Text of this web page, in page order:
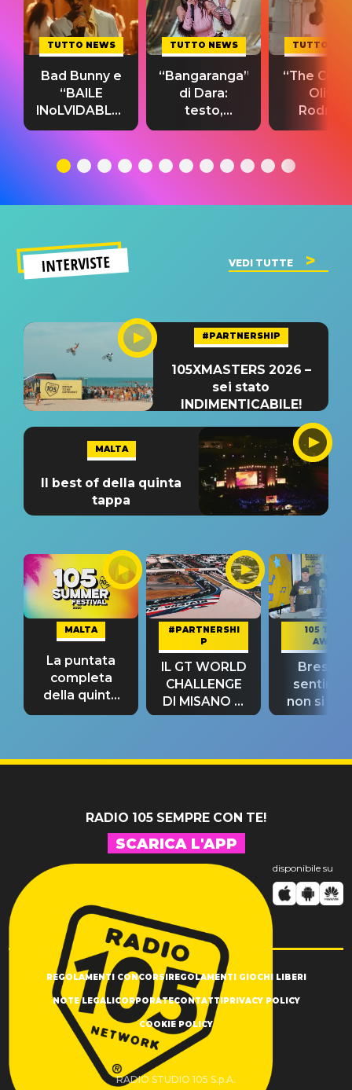
TUTTO NEWS
Bad Bunny e
“BAILE
INoLVIDABLE”:
testo,
significato
TUTTO NEWS
“Bangaranga”
di Dara:
testo,
traduzione e
del singolo
TUTTO
“The
Olivia
testo,
INTERVISTE VEDI TUTTE
#PARTNERSHIP
105XMASTERS 2026 –
sei stato
INDIMENTICABILE!
MALTA
Il best of della quinta
tappa
MALTA
La puntata
completa
della quinta
tappa
#PARTNERSHI
P
IL GT WORLD
CHALLENGE
DI MISANO si
riconferma
105 TAKE
AWAY
Bresh:
non si
fino alla
RADIO 105 SEMPRE CON TE!
SCARICA L'APP
disponibile su
REGOLAMENTI CONCORSI REGOLAMENTI GIOCHI LIBERI
NOTE LEGALI CORPORATECONTATTI PRIVACY POLICY
COOKIE POLICY
RADIO STUDIO 105 S.p.A.